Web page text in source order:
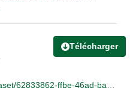
Télécharger
57aa55694da7/download/evolution-de-limportation-annuelle-des-cereales-en-1000-quintaux-3.xlsx